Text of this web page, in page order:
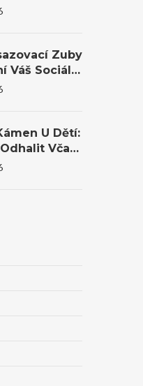
A
Zuby
Váš Sociální
U Dětí:
Včas